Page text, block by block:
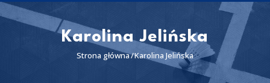
Karolina Jelińska
Strona główna Karolina Jelińska
Tabela
Wyniki
Terminarz